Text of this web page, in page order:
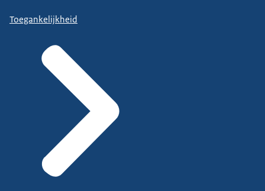
Toegankelijkheid